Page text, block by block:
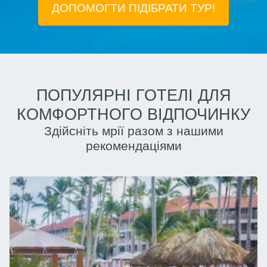
ДОПОМОГТИ ПІДIБРАТИ ТУР!
ПОПУЛЯРНІ ГОТЕЛІ ДЛЯ
КОМФОРТНОГО ВІДПОЧИНКУ
Здійсніть мрії разом з нашими
рекомендаціями